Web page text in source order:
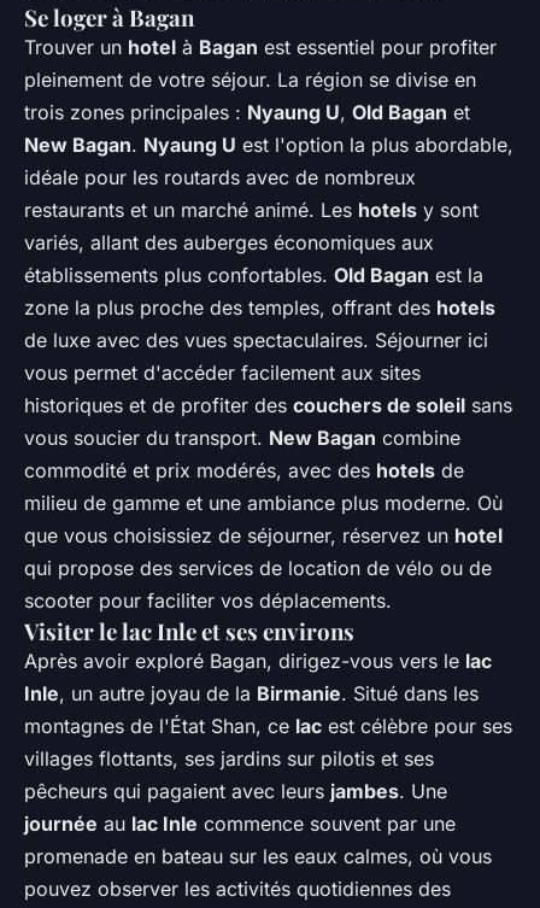
Se loger à Bagan
Trouver un hotel à Bagan est essentiel pour profiter
pleinement de votre séjour. La région se divise en
trois zones principales : Nyaung U, Old Bagan et
New Bagan. Nyaung U est l'option la plus abordable,
idéale pour les routards avec de nombreux
restaurants et un marché animé. Les hotels y sont
variés, allant des auberges économiques aux
établissements plus confortables. Old Bagan est la
zone la plus proche des temples, offrant des hotels
de luxe avec des vues spectaculaires. Séjourner ici
vous permet d'accéder facilement aux sites
historiques et de profiter des couchers de soleil sans
vous soucier du transport. New Bagan combine
commodité et prix modérés, avec des hotels de
milieu de gamme et une ambiance plus moderne. Où
que vous choisissiez de séjourner, réservez un hotel
qui propose des services de location de vélo ou de
scooter pour faciliter vos déplacements.
Visiter le lac Inle et ses environs
Après avoir exploré Bagan, dirigez-vous vers le lac
Inle, un autre joyau de la Birmanie. Situé dans les
montagnes de l'État Shan, ce lac est célèbre pour ses
villages flottants, ses jardins sur pilotis et ses
pêcheurs qui pagaient avec leurs jambes. Une
journée au lac Inle commence souvent par une
promenade en bateau sur les eaux calmes, où vous
pouvez observer les activités quotidiennes des